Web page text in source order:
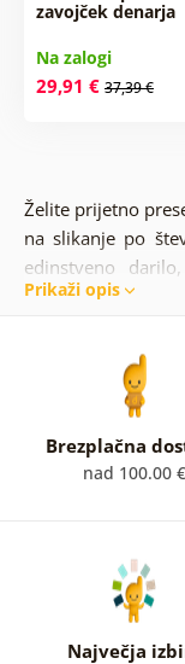
zavojček denarja
Na zalogi
29,91 € 37,39 €
Želite prijetno
na slikanje po
edinstveno
partnerka se bo
jo s ponosom
V tej kategoriji
preprosto
ženstvene
postane ne le
temveč tudi
Prikaži opis
Brezplačna
nad 100.00 €
Največja